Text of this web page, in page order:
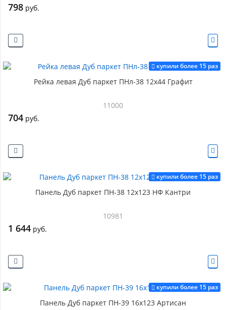
798 руб.
купили более 15 раз
Рейка левая Дуб паркет ПНл-38 12х44 Графит
11000
704 руб.
купили более 15 раз
Панель Дуб паркет ПН-38 12х123 НФ Кантри
10981
1 644 руб.
купили более 15 раз
Панель Дуб паркет ПН-39 16х123 Артисан